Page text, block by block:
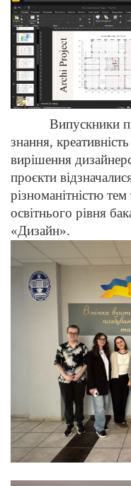
Випускники
знання,
вирішення
проєкти
різноманітністю
освітнього рівня
«Дизайн».